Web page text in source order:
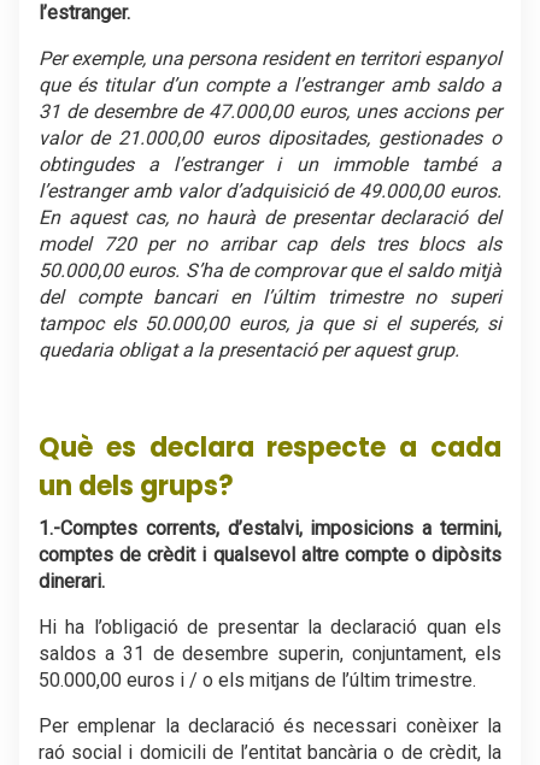
l’estranger.
Per exemple, una persona resident en territori espanyol
que és titular d’un compte a l’estranger amb saldo a
31 de desembre de 47.000,00 euros, unes accions per
valor de 21.000,00 euros dipositades, gestionades o
obtingudes a l’estranger i un immoble també a
l’estranger amb valor d’adquisició de 49.000,00 euros.
En aquest cas, no haurà de presentar declaració del
model 720 per no arribar cap dels tres blocs als
50.000,00 euros. S’ha de comprovar que el saldo mitjà
del compte bancari en l’últim trimestre no superi
tampoc els 50.000,00 euros, ja que si el superés, si
quedaria obligat a la presentació per aquest grup.
Què es declara respecte a cada
un dels grups?
1.-Comptes corrents, d’estalvi, imposicions a termini,
comptes de crèdit i qualsevol altre compte o dipòsits
dinerari.
Hi ha l’obligació de presentar la declaració quan els
saldos a 31 de desembre superin, conjuntament, els
50.000,00 euros i / o els mitjans de l’últim trimestre.
Per emplenar la declaració és necessari conèixer la
raó social i domicili de l’entitat bancària o de crèdit, la